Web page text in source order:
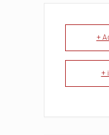
+
+